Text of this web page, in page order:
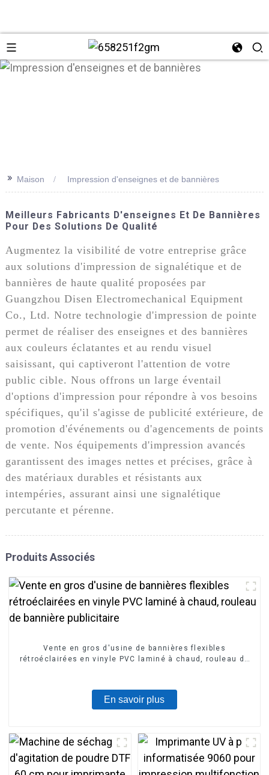
>> Maison Impression d'enseignes et de bannières
Meilleurs Fabricants D'enseignes Et De Bannières
Pour Des Solutions De Qualité
Augmentez la visibilité de votre entreprise grâce
aux solutions d'impression de signalétique et de
bannières de haute qualité proposées par
Guangzhou Disen Electromechanical Equipment
Co., Ltd. Notre technologie d'impression de pointe
permet de réaliser des enseignes et des bannières
aux couleurs éclatantes et au rendu visuel
saisissant, qui captiveront l'attention de votre
public cible. Nous offrons un large éventail
d'options d'impression pour répondre à vos besoins
spécifiques, qu'il s'agisse de publicité extérieure, de
promotion d'événements ou d'agencements de points
de vente. Nos équipements d'impression avancés
garantissent des images nettes et précises, grâce à
des matériaux durables et résistants aux
intempéries, assurant ainsi une signalétique
percutante et pérenne.
Produits Associés
Vente en gros d'usine de bannières flexibles
rétroéclairées en vinyle PVC laminé à chaud, rouleau de
En savoir plus